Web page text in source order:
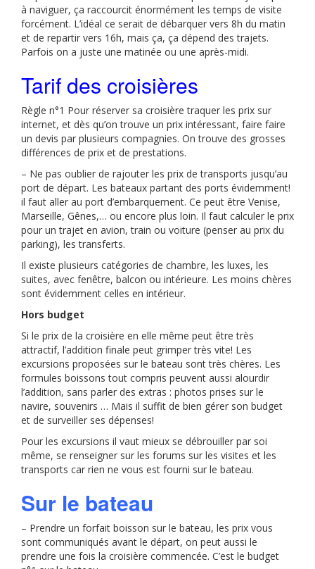
à naviguer, ça raccourcit énormément les temps de visite
forcément. L’idéal ce serait de débarquer vers 8h du matin
et de repartir vers 16h, mais ça, ça dépend des trajets.
Parfois on a juste une matinée ou une après-midi.
Tarif des croisières
Règle n°1 Pour réserver sa croisière traquer les prix sur
internet, et dès qu’on trouve un prix intéressant, faire faire
un devis par plusieurs compagnies. On trouve des grosses
différences de prix et de prestations.
– Ne pas oublier de rajouter les prix de transports jusqu’au
port de départ. Les bateaux partant des ports évidemment!
il faut aller au port d’embarquement. Ce peut être Venise,
Marseille, Gênes,… ou encore plus loin. Il faut calculer le prix
pour un trajet en avion, train ou voiture (penser au prix du
parking), les transferts.
Il existe plusieurs catégories de chambre, les luxes, les
suites, avec fenêtre, balcon ou intérieure. Les moins chères
sont évidemment celles en intérieur.
Hors budget
Si le prix de la croisière en elle même peut être très
attractif, l’addition finale peut grimper très vite! Les
excursions proposées sur le bateau sont très chères. Les
formules boissons tout compris peuvent aussi alourdir
l’addition, sans parler des extras : photos prises sur le
navire, souvenirs … Mais il suffit de bien gérer son budget
et de surveiller ses dépenses!
Pour les excursions il vaut mieux se débrouiller par soi
même, se renseigner sur les forums sur les visites et les
transports car rien ne vous est fourni sur le bateau.
Sur le bateau
– Prendre un forfait boisson sur le bateau, les prix vous
sont communiqués avant le départ, on peut aussi le
prendre une fois la croisière commencée. C’est le budget